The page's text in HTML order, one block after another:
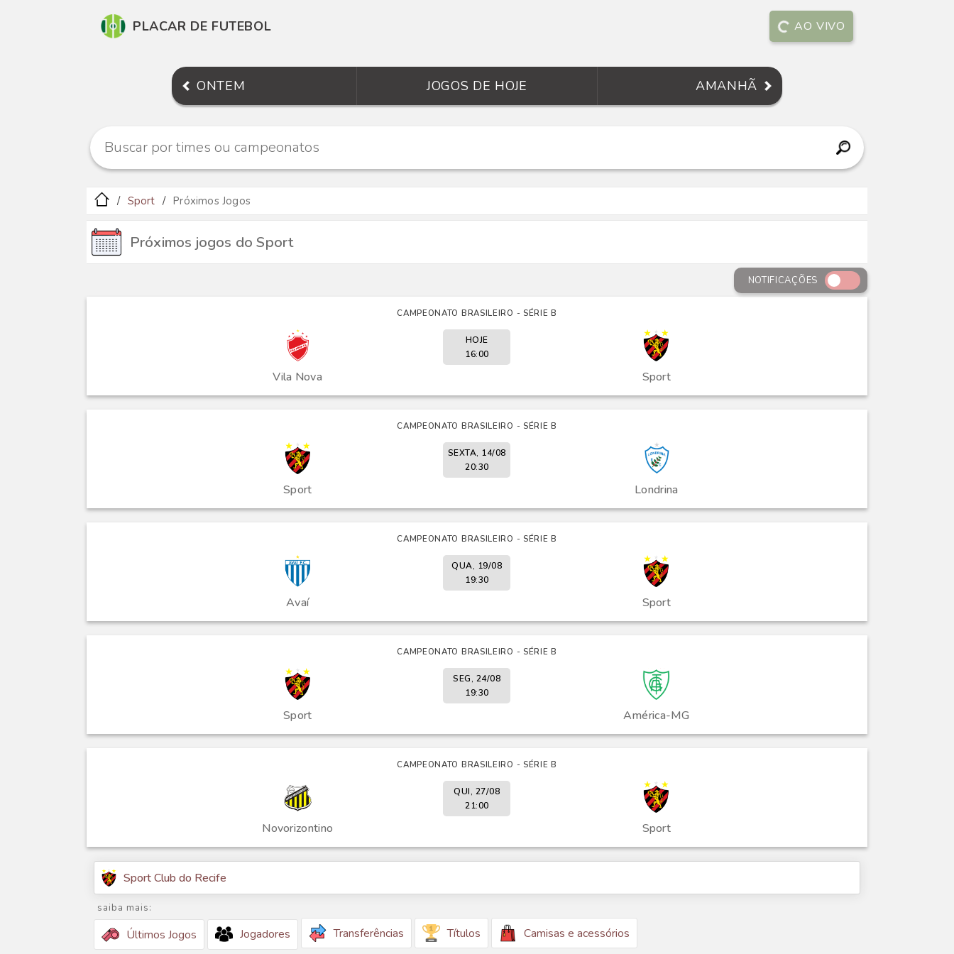
PLACAR DE FUTEBOL AO VIVO
ONTEM JOGOS DE HOJE AMANHÃ
Sport Próximos Jogos
Próximos jogos do Sport
NOTIFICAÇÕES
CAMPEONATO BRASILEIRO - SÉRIE B
Vila Nova Sport
HOJE
16:00
CAMPEONATO BRASILEIRO - SÉRIE B
Sport Londrina
SEXTA, 14/08
20:30
CAMPEONATO BRASILEIRO - SÉRIE B
Avaí Sport
QUA, 19/08
19:30
CAMPEONATO BRASILEIRO - SÉRIE B
Sport América-MG
SEG, 24/08
19:30
CAMPEONATO BRASILEIRO - SÉRIE B
Novorizontino Sport
QUI, 27/08
21:00
Sport Club do Recife
saiba mais:
Últimos Jogos Jogadores Transferências Títulos Camisas e acessórios